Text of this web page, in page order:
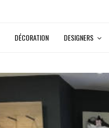
DÉCORATION DESIGNERS